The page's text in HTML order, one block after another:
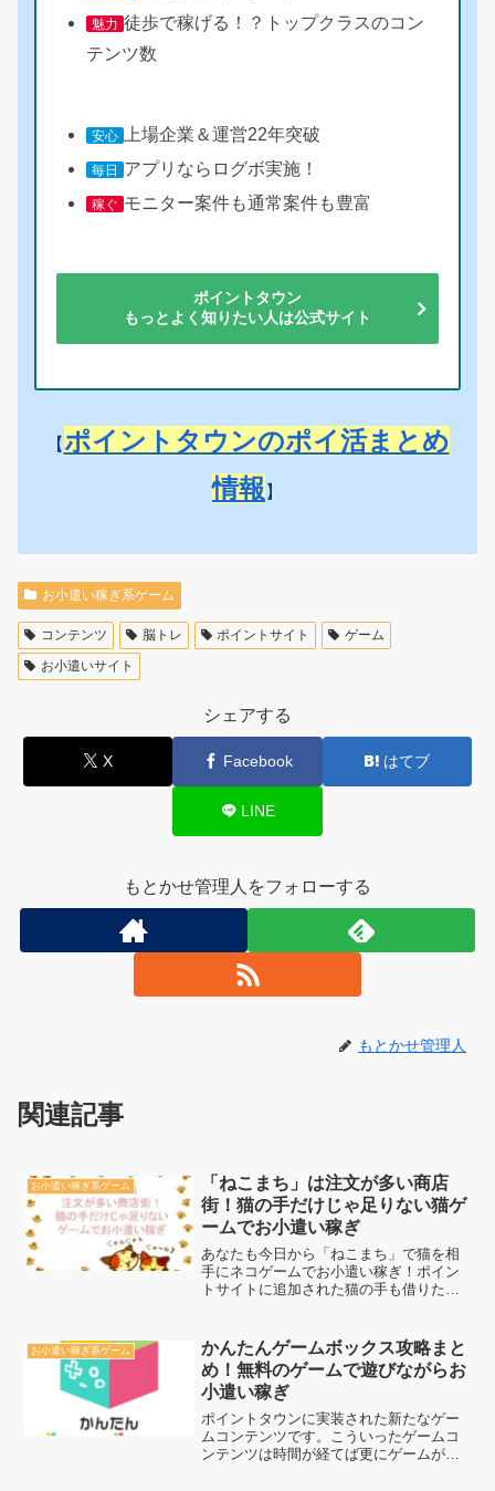
魅力 徒歩で稼げる！？トップクラスのコン
テンツ数
安心 上場企業＆運営22年突破
毎日 アプリならログボ実施！
稼ぐ モニター案件も通常案件も豊富
ポイントタウン
もっとよく知りたい人は公式サイト
【ポイントタウンのポイ活まとめ
情報 】
お小遣い稼ぎ系ゲーム
コンテンツ 脳トレ ポイントサイト
ゲーム
お小遣いサイト
シェアする
X Facebook はてブ
LINE
もとかせ管理人をフォローする
もとかせ管理人
関連記事
お小遣い稼ぎ系ゲーム
「ねこまち」は注文が多い商店
街！猫の手だけじゃ足りない猫ゲ
ームでお小遣い稼ぎ
あなたも今日から「ねこまち」で猫を相
手にネコゲームでお小遣い稼ぎ！ポイン
トサイトに追加された猫の手も借りたい
と鳴いて喜んだり、怒ったりする猫達を
満足させていきましょう。
お小遣い稼ぎ系ゲーム
かんたんゲームボックス攻略まと
め！無料のゲームで遊びながらお
小遣い稼ぎ
ポイントタウンに実装された新たなゲー
ムコンテンツです。こういったゲームコ
ンテンツは時間が経てば更にゲームが追